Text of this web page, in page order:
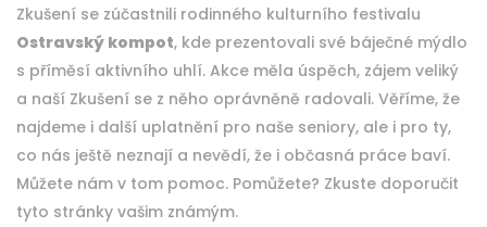
Zkušení se zúčastnili rodinného kulturního festivalu
Ostravský kompot, kde prezentovali své báječné mýdlo
s příměsí aktivního uhlí. Akce měla úspěch, zájem veliký
a naší Zkušení se z něho oprávněně radovali. Věříme, že
najdeme i další uplatnění pro naše seniory, ale i pro ty,
co nás ještě neznají a nevědí, že i občasná práce baví.
Můžete nám v tom pomoc. Pomůžete? Zkuste doporučit
tyto stránky vašim známým.